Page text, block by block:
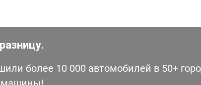
более 10 000 автомобилей в 50+